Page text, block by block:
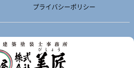
プライバシーポリシー